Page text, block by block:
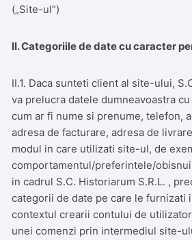
(„Site-ul”)
II. Categoriile de date cu caracter
II.1. Daca sunteti client al site-ului,
va prelucra datele dumneavoastra
cum ar fi nume si prenume, telefon,
adresa de facturare, adresa de
modul in care utilizati site-ul, de
comportamentul/preferintele/
in cadrul S.C. Historiarum S.R.L. ,
categorii de date pe care le furnizati
contextul crearii contului de
unei comenzi prin intermediul site-